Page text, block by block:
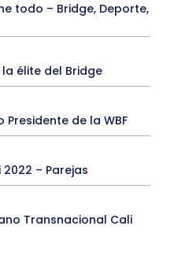
todo – Bridge, Deporte,
élite del Bridge
Presidente de la WBF
– Parejas
Transnacional Cali